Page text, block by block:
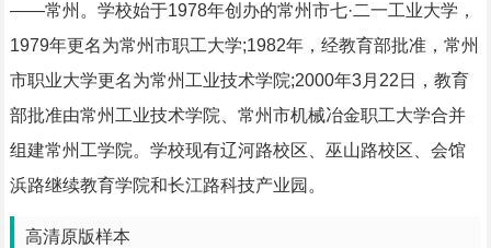
——常州。学校始于1978年创办的常州市七·二一工业大学，
1979年更名为常州市职工大学;1982年，经教育部批准，常州
市职业大学更名为常州工业技术学院;2000年3月22日，教育
部批准由常州工业技术学院、常州市机械冶金职工大学合并
组建常州工学院。学校现有辽河路校区、巫山路校区、会馆
浜路继续教育学院和长江路科技产业园。
高清原版样本